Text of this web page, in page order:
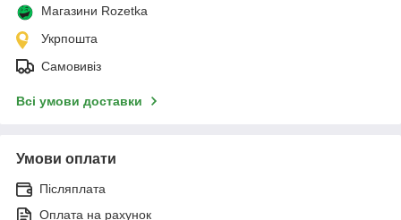
Магазини Rozetka
Укрпошта
Самовивіз
Всі умови доставки
Умови оплати
Післяплата
Оплата на рахунок